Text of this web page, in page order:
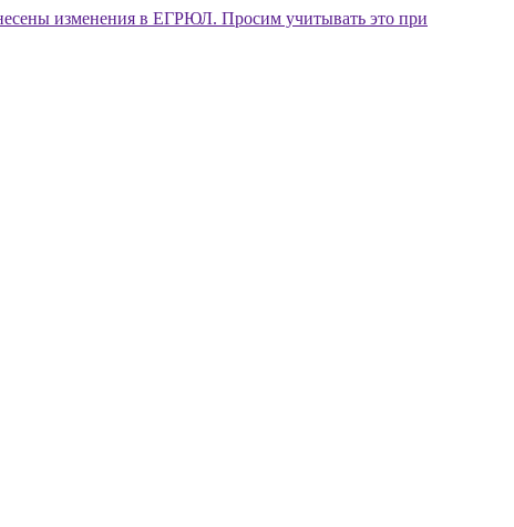
изменения в ЕГРЮЛ. Просим учитывать это при